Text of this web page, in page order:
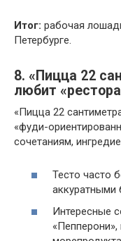
Итог: рабочая
Петербурге.
8. «Пицца 22
любит
«Пицца 22
«фуди-
сочетаниям,
Тесто часто
аккуратными
Интересные